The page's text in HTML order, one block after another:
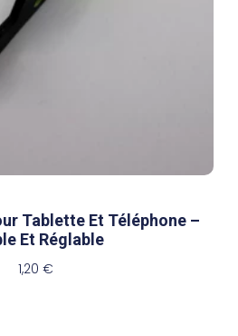
Tablette Et Téléphone –
Et Réglable
1,20 €